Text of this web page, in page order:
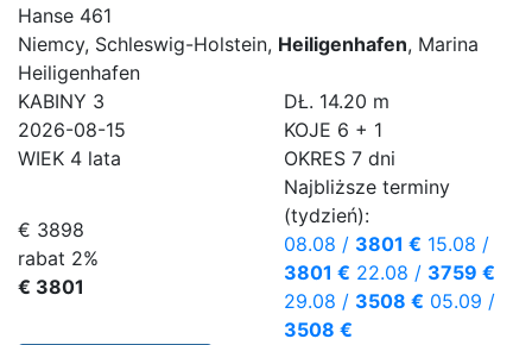
Hanse 461
Niemcy, Schleswig-Holstein, Heiligenhafen, Marina
Heiligenhafen
KABINY 3 DŁ. 14.20 m
2026-08-15
KOJE 6 + 1
WIEK 4 lata OKRES 7 dni
€ 3898
rabat 2%
€ 3801
Najbliższe terminy
(tydzień):
08.08 / 3801 € 15.08 /
3801 € 22.08 / 3759 €
29.08 / 3508 € 05.09 /
3508 €